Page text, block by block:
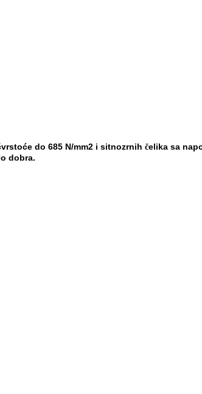
do 685 N/mm2 i sitnozrnih čelika sa
dobra.